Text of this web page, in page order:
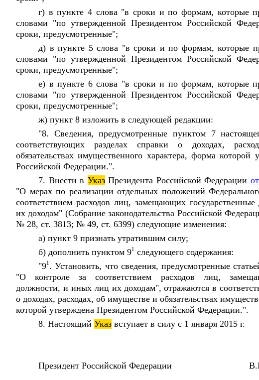
г) в пункте 4 слова "в сроки и по формам, которые
словами "по утвержденной Президентом Российской
сроки, предусмотренные";
д) в пункте 5 слова "в сроки и по формам, которые
словами "по утвержденной Президентом Российской
сроки, предусмотренные";
е) в пункте 6 слова "в сроки и по формам, которые
словами "по утвержденной Президентом Российской
сроки, предусмотренные";
ж) пункт 8 изложить в следующей редакции:
"8. Сведения, предусмотренные пунктом 7
соответствующих разделах справки о доходах,
обязательствах имущественного характера, форма которой
Российской Федерации.".
7. Внести в УказПрезидента Российской Федерации
"О мерах по реализации отдельных положений
соответствием расходов лиц, замещающих
их доходам" (Собрание законодательства Российской
№ 28, ст. 3813; № 49, ст. 6399) следующие изменения:
а) пункт 9 признать утратившим силу;
б) дополнить пунктом 91 следующего содержания:
"91 . Установить, что сведения, предусмотренные
"О контроле за соответствием расходов лиц,
должности, и иных лиц их доходам", отражаются в
о доходах, расходах, об имуществе и обязательствах
которой утверждена Президентом Российской Федерации.".
8. Настоящий Указ вступает в силу с 1 января 2015 г.
Президент Российской Федерации